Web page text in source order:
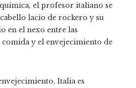
el profesor italiano se
lacio de rockero y su
en el nexo entre las
comida y el envejecimiento de
Italia es